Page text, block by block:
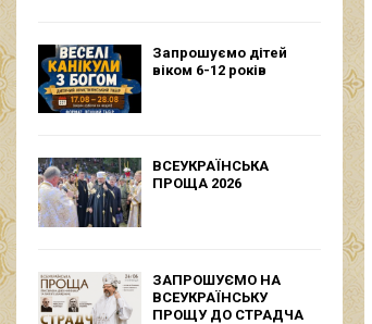
Запрошуємо дітей
віком 6-12 років
ВСЕУКРАЇНСЬКА
ПРОЩА 2026
ЗАПРОШУЄМО НА
ВСЕУКРАЇНСЬКУ
ПРОЩУ ДО СТРАДЧА